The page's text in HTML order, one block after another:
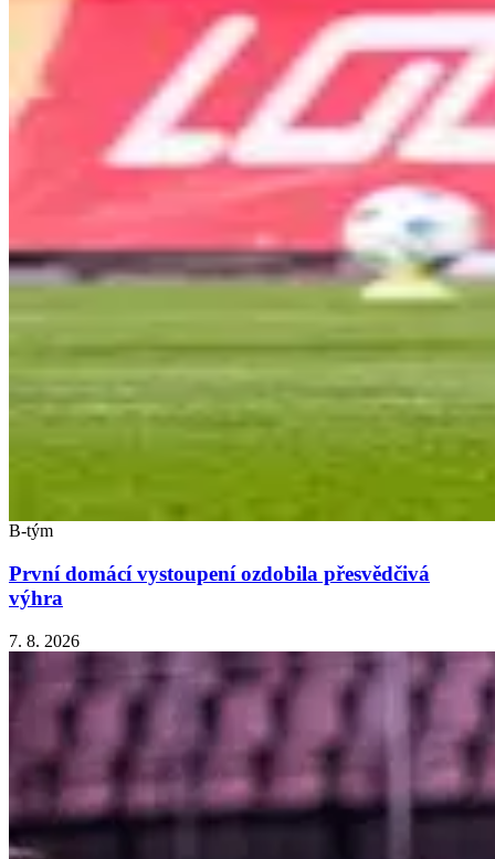
B-tým
První domácí vystoupení ozdobila přesvědčivá
výhra
7. 8. 2026